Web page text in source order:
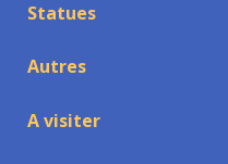
Statues
Autres
A visiter